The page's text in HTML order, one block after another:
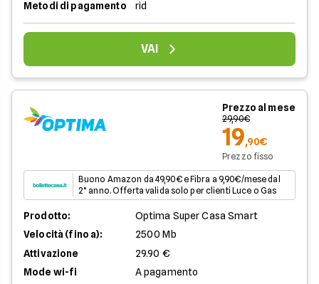
Metodi di pagamento
rid
VAI
Prezzo al mese
29,90€
19,90€
Prezzo fisso
Buono Amazon da 49,90€ e Fibra a 9,90€/mese dal
2° anno. Offerta valida solo per clienti Luce o Gas
Prodotto:
Optima Super Casa Smart
Velocità (fino a):
2500 Mb
Attivazione
29.90 €
Mode wi-fi
A pagamento